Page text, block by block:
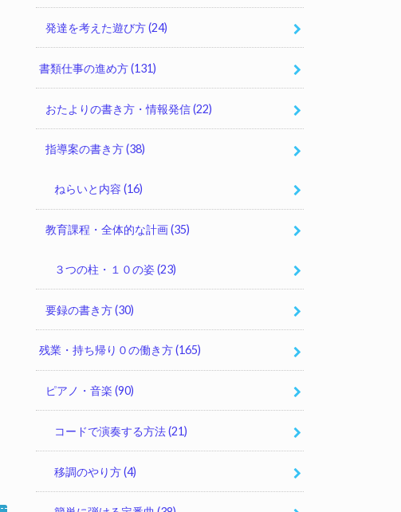
発達を考えた遊び方(24)
書類仕事の進め方(131)
おたよりの書き方・情報発信(22)
指導案の書き方(38)
ねらいと内容(16)
教育課程・全体的な計画(35)
３つの柱・１０の姿(23)
要録の書き方(30)
残業・持ち帰り０の働き方(165)
ピアノ・音楽 (90)
コードで演奏する方法(21)
移調のやり方(4)